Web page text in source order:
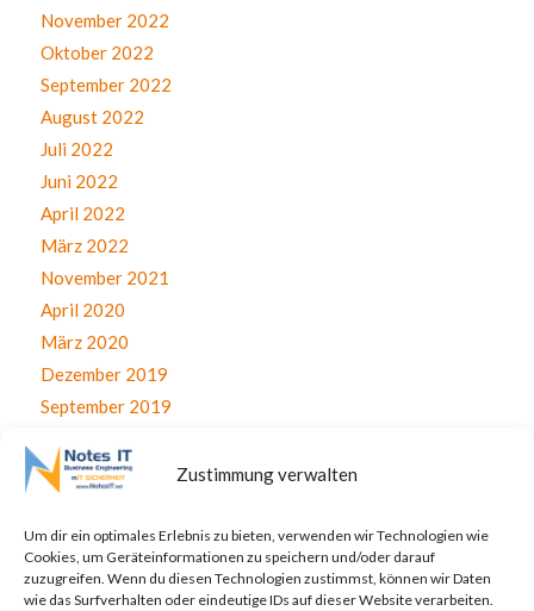
Zustimmung verwalten
Um dir ein optimales Erlebnis zu bieten, verwenden wir Technologien wie
Cookies, um Geräteinformationen zu speichern und/oder darauf
zuzugreifen. Wenn du diesen Technologien zustimmst, können wir Daten
wie das Surfverhalten oder eindeutige IDs auf dieser Website verarbeiten.
November 2022
Oktober 2022
September 2022
August 2022
Juli 2022
Juni 2022
April 2022
März 2022
November 2021
April 2020
März 2020
Dezember 2019
September 2019
Juli 2019
April 2019
November 2017
Oktober 2017